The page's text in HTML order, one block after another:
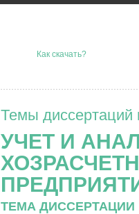
Как скачать?
Темы диссертаций
УЧЕТ И
ТЕМА